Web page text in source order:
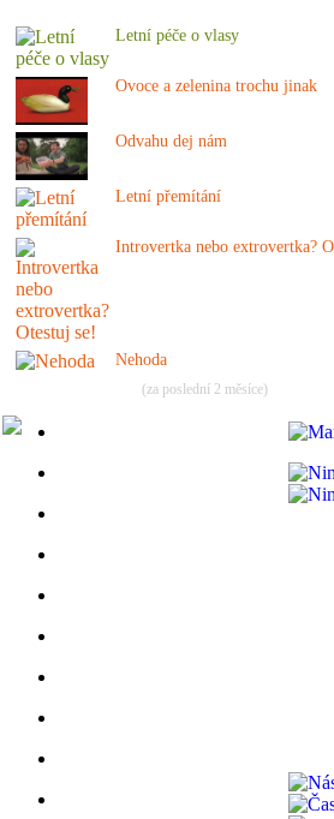
Letní péče o vlasy
Ovoce a zelenina trochu jinak
Odvahu dej nám
Letní přemítání
Introvertka nebo extrovertka?
Nehoda
(za poslední 2 měsíce)